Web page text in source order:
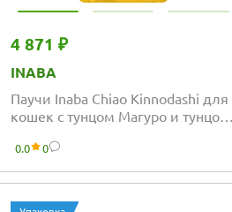
4 871 ₽
INABA
Паучи Inaba Chiao Kinnodashi для
кошек с тунцом Магуро и тунцом
0.0 0